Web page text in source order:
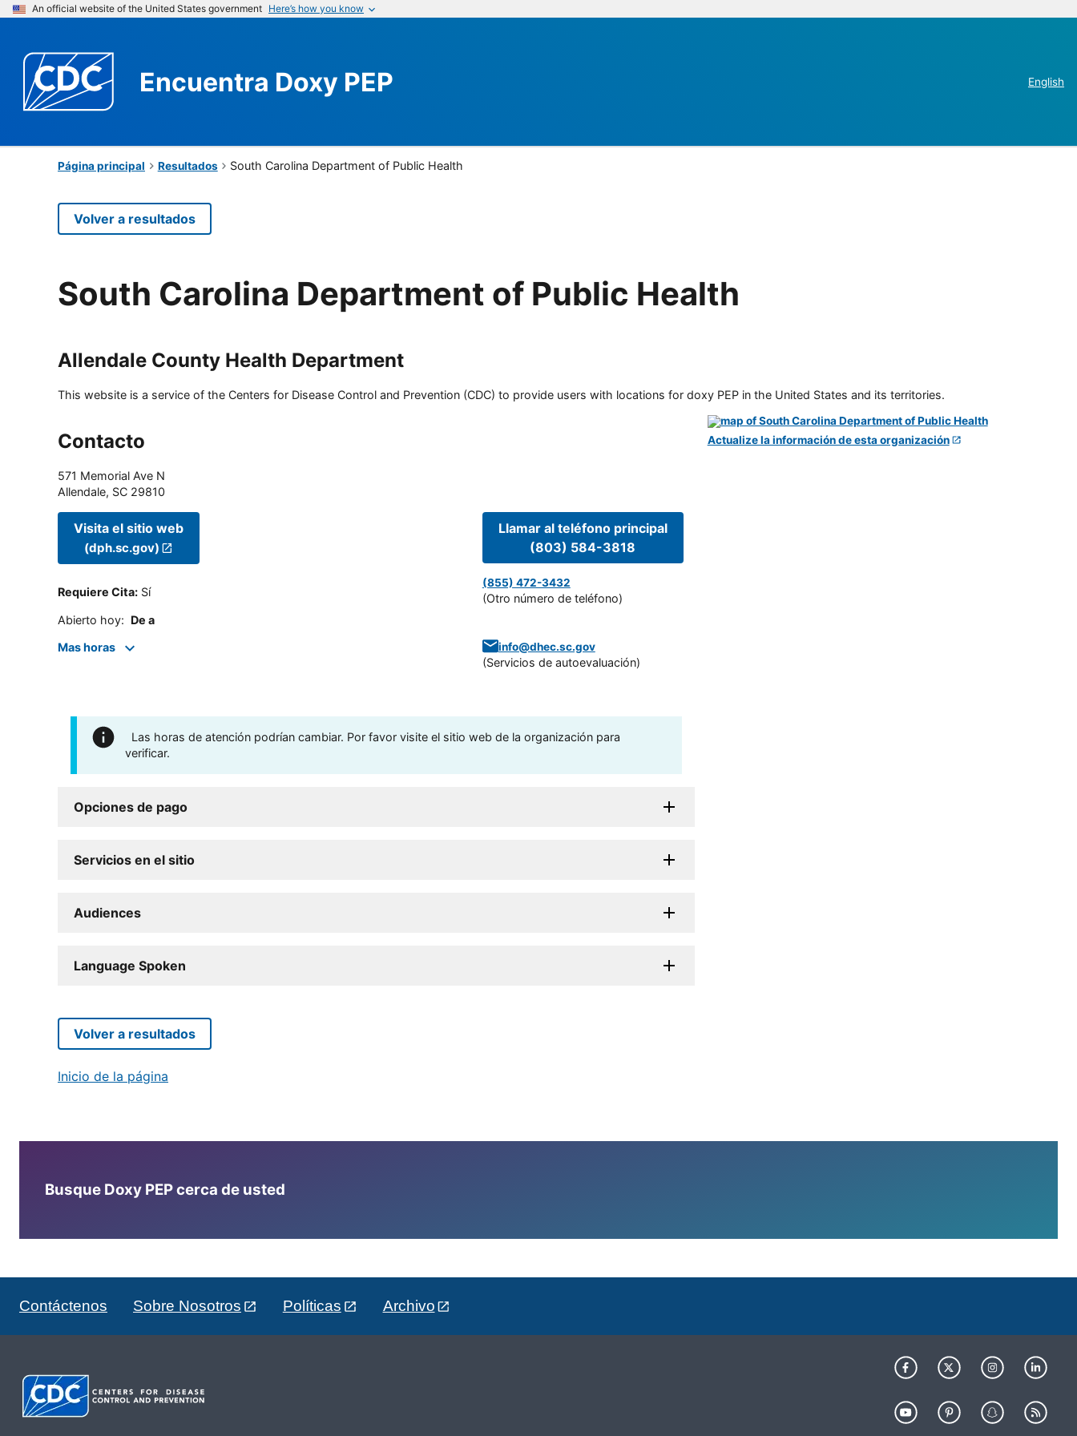
An official website of the United States government Here’s how you know
Encuentra Doxy PEP English
Página principal Resultados South Carolina Department of Public Health
Volver a resultados
South Carolina Department of Public Health
Allendale County Health Department
This website is a service of the Centers for Disease Control and Prevention (CDC) to provide users with locations for doxy PEP in the United States and its territories.
Contacto
571 Memorial Ave N
Allendale, SC 29810
Visita el sitio web
(dph.sc.gov)
Requiere Cita: Sí
Abierto hoy: De a
Mas horas
Llamar al teléfono principal
(803) 584-3818
(855) 472-3432
(Otro número de teléfono)
info@dhec.sc.gov
(Servicios de autoevaluación)
Las horas de atención podrían cambiar. Por favor visite el sitio web de la organización para
verificar.
Opciones de pago
Servicios en el sitio
Audiences
Language Spoken
Actualize la información de esta organización
Volver a resultados
Inicio de la página
Busque Doxy PEP cerca de usted
Contáctenos Sobre Nosotros Políticas Archivo